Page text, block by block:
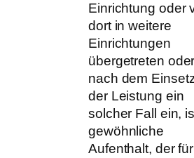
Einrichtung oder
dort in weitere
Einrichtungen
übergetreten
nach dem
der Leistung ein
solcher Fall ein,
gewöhnliche
Aufenthalt, der